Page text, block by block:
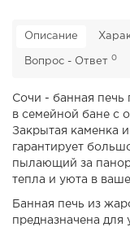
Описание
Вопрос - Ответ 0
Сочи - банная печь
в семейной бане с
Закрытая каменка
гарантирует
пылающий за
тепла и уюта в
Банная печь из
предназначена